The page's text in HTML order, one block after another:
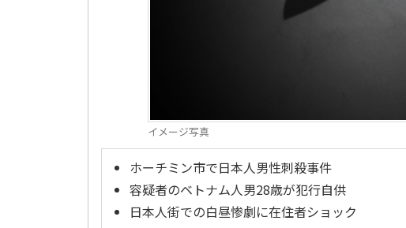
イメージ写真
ホーチミン市で日本人男性刺殺事件
容疑者のベトナム人男28歳が犯行自供
日本人街での白昼惨劇に在住者ショック